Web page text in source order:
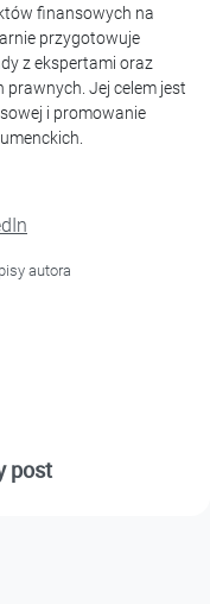
finansowych na
przygotowuje
z ekspertami oraz
prawnych. Jej celem jest
i promowanie
autora
post